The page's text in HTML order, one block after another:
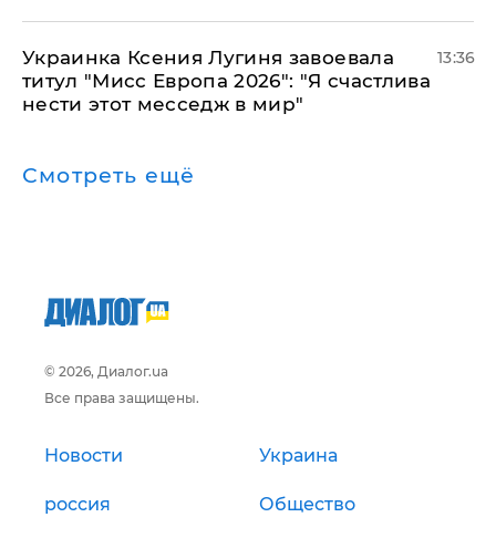
Украинка Ксения Лугиня завоевала
титул "Мисс Европа 2026": "Я счастлива
нести этот месседж в мир"
13:36
Смотреть ещё
© 2026, Диалог.ua
Все права защищены.
Новости Украина
россия Общество